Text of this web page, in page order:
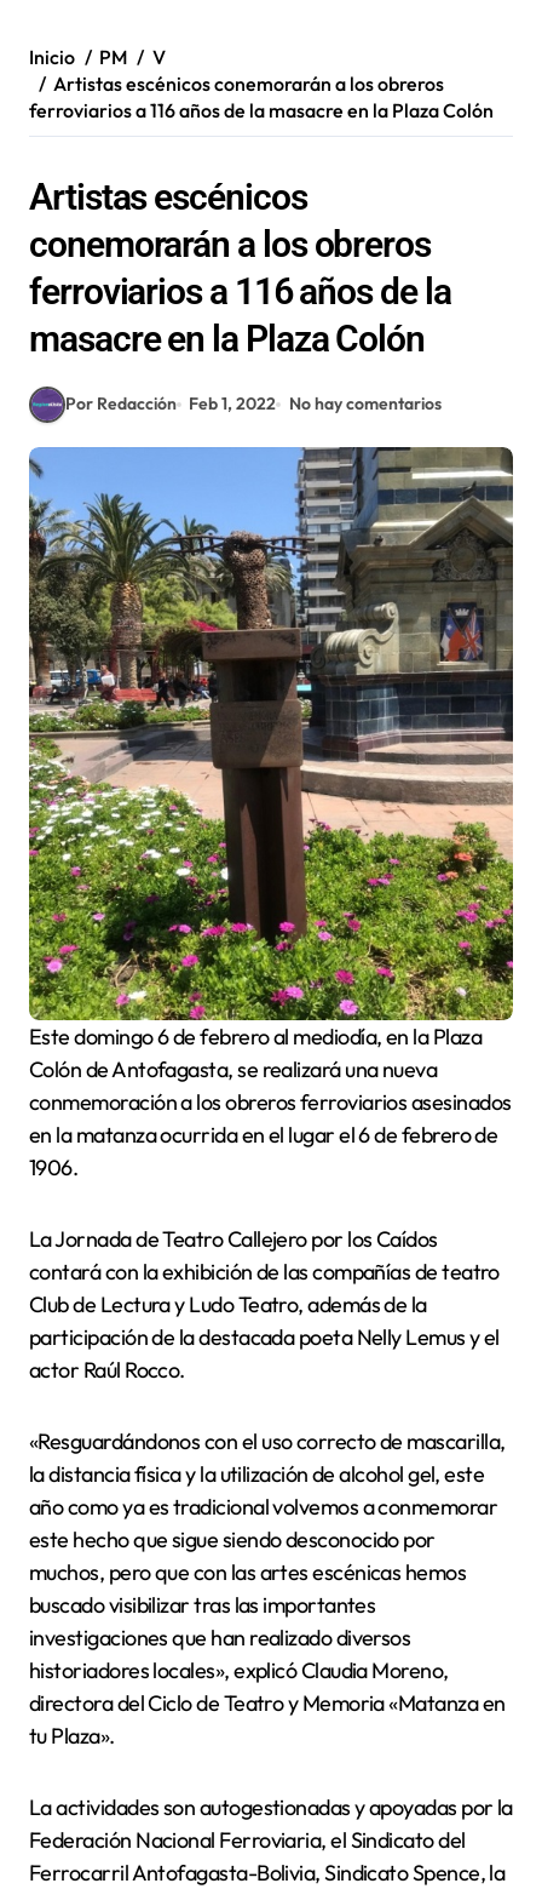
Inicio PM
V
Artistas escénicos conemorarán a los obreros
ferroviarios a 116 años de la masacre en la Plaza Colón
Artistas escénicos
conemorarán a los obreros
ferroviarios a 116 años de la
masacre en la Plaza Colón
Por Redacción Feb 1, 2022 No hay comentarios
Este domingo 6 de febrero al mediodía, en la Plaza
Colón de Antofagasta, se realizará una nueva
conmemoración a los obreros ferroviarios asesinados
en la matanza ocurrida en el lugar el 6 de febrero de
1906.
La Jornada de Teatro Callejero por los Caídos
contará con la exhibición de las compañías de teatro
Club de Lectura y Ludo Teatro, además de la
participación de la destacada poeta Nelly Lemus y el
actor Raúl Rocco.
«Resguardándonos con el uso correcto de mascarilla,
la distancia física y la utilización de alcohol gel, este
año como ya es tradicional volvemos a conmemorar
este hecho que sigue siendo desconocido por
muchos, pero que con las artes escénicas hemos
buscado visibilizar tras las importantes
investigaciones que han realizado diversos
historiadores locales», explicó Claudia Moreno,
directora del Ciclo de Teatro y Memoria «Matanza en
tu Plaza».
La actividades son autogestionadas y apoyadas por la
Federación Nacional Ferroviaria, el Sindicato del
Ferrocarril Antofagasta-Bolivia, Sindicato Spence, la